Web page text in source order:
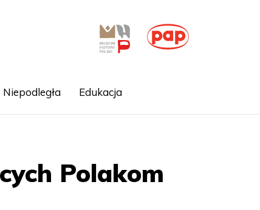
Niepodległa Edukacja
Polakom